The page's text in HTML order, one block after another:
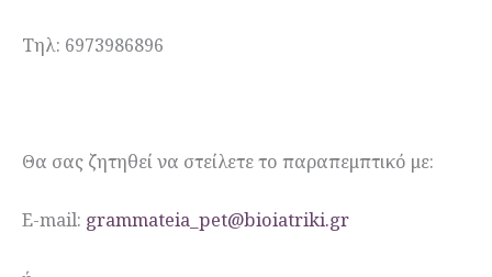
Τηλ: 6973986896
Θα σας ζητηθεί να στείλετε το παραπεμπτικό με:
E-mail: grammateia_pet@bioiatriki.gr